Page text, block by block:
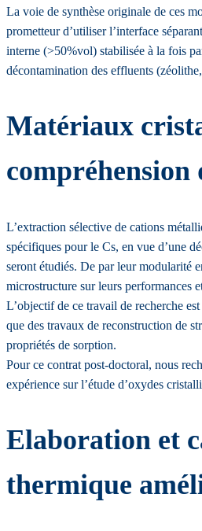
La voie de synthèse originale de ces
prometteur d’utiliser l’interface
interne (>50%vol) stabilisée à la fois
décontamination des effluents
Matériaux
L’extraction sélective de cations
spécifiques pour le Cs, en vue d’une
seront étudiés. De par leur modularité
microstructure sur leurs performances
L’objectif de ce travail de recherche
que des travaux de reconstruction de
propriétés de sorption.
Pour ce contrat post-doctoral, nous
expérience sur l’étude d’oxydes
Elaboration et
thermique